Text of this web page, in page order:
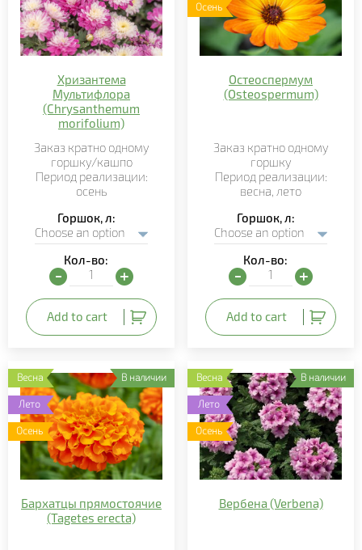
Хризантема
Мультифлора
(Chrysanthemum
morifolium)
Заказ кратно одному
горшку/кашпо
Период реализации:
осень
Горшок, л
Кол-во:
Хризантема Мультифлора (Chrysanthemum morifolium)
Add to cart
Осень
Остеоспермум
(Osteospermum)
Заказ кратно одному
горшку
Период реализации:
весна, лето
Горшок, л
Кол-во:
Остеоспермум
Add to cart
В наличии
Весна
Лето
Осень
Бархатцы прямостоячие
(Tagеtes erеcta)
В наличии
Весна
Лето
Осень
Вербена (Verbena)